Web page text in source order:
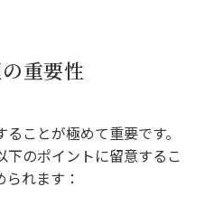
重要性
ことが極めて重要です。
下のポイントに留意するこ
れます：